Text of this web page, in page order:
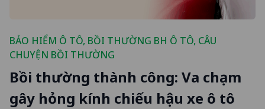
BẢO HIỂM Ô TÔ, BỒI THƯỜNG BH Ô TÔ, CÂU
CHUYỆN BỒI THƯỜNG
Bồi thường thành công: Va chạm
gây hỏng kính chiếu hậu xe ô tô